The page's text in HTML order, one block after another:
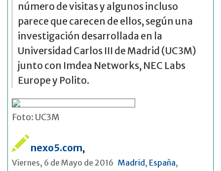
número de visitas y algunos incluso
parece que carecen de ellos, según una
investigación desarrollada en la
Universidad Carlos III de Madrid (UC3M)
junto con Imdea Networks, NEC Labs
Europe y Polito.
Foto: UC3M
nexo5.com,
Viernes, 6 de Mayo de 2016 Madrid , España,